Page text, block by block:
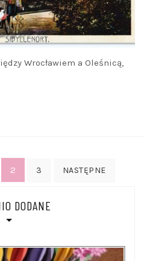
Wrocławiem a Oleśnicą,
2 3 NASTĘPNE
DODANE